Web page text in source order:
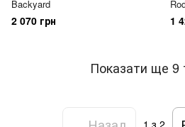
Backyard
2 070 грн 1
Показати ще 9
1 з 2